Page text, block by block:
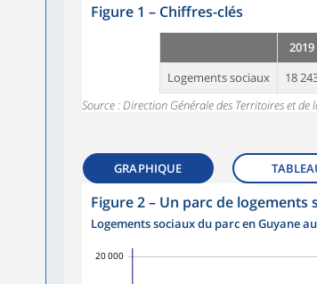
Figure 1 – Chiffres-clés
2019
Logements sociaux
18
Source : Direction Générale des Territoires et de
GRAPHIQUE
Figure 2– Un parc de logements
Logements sociaux du parc en Guyane
20 000